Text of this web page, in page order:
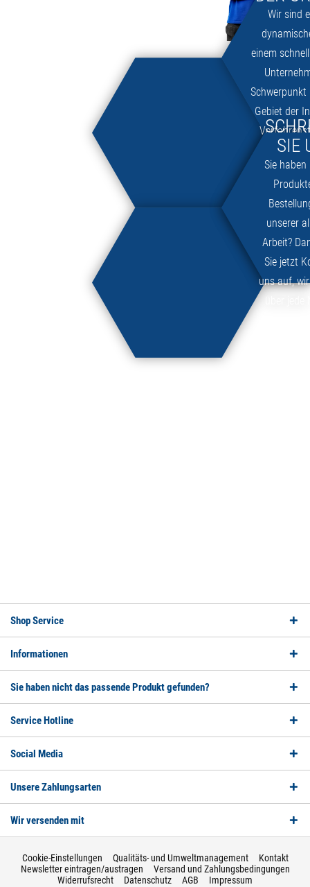
Wir sind
einem
Gebiet der
dem
sparsame
SIE
Sie
unserer
Arbeit?
Sie jetzt
uns auf,
Shop Service
Informationen
Sie haben nicht das passende Produkt gefunden?
Service Hotline
Social Media
Unsere Zahlungsarten
Wir versenden mit
Cookie-Einstellungen Qualitäts- und Umweltmanagement
Kontakt
Newsletter eintragen/austragen
Versand und Zahlungsbedingungen
Widerrufsrecht
Datenschutz AGB Impressum